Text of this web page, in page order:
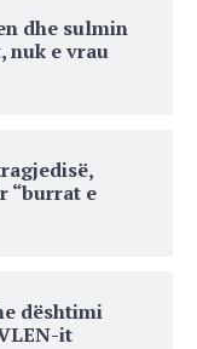
dhe sulmin
nuk e vrau
“burrat e
dështimi
it